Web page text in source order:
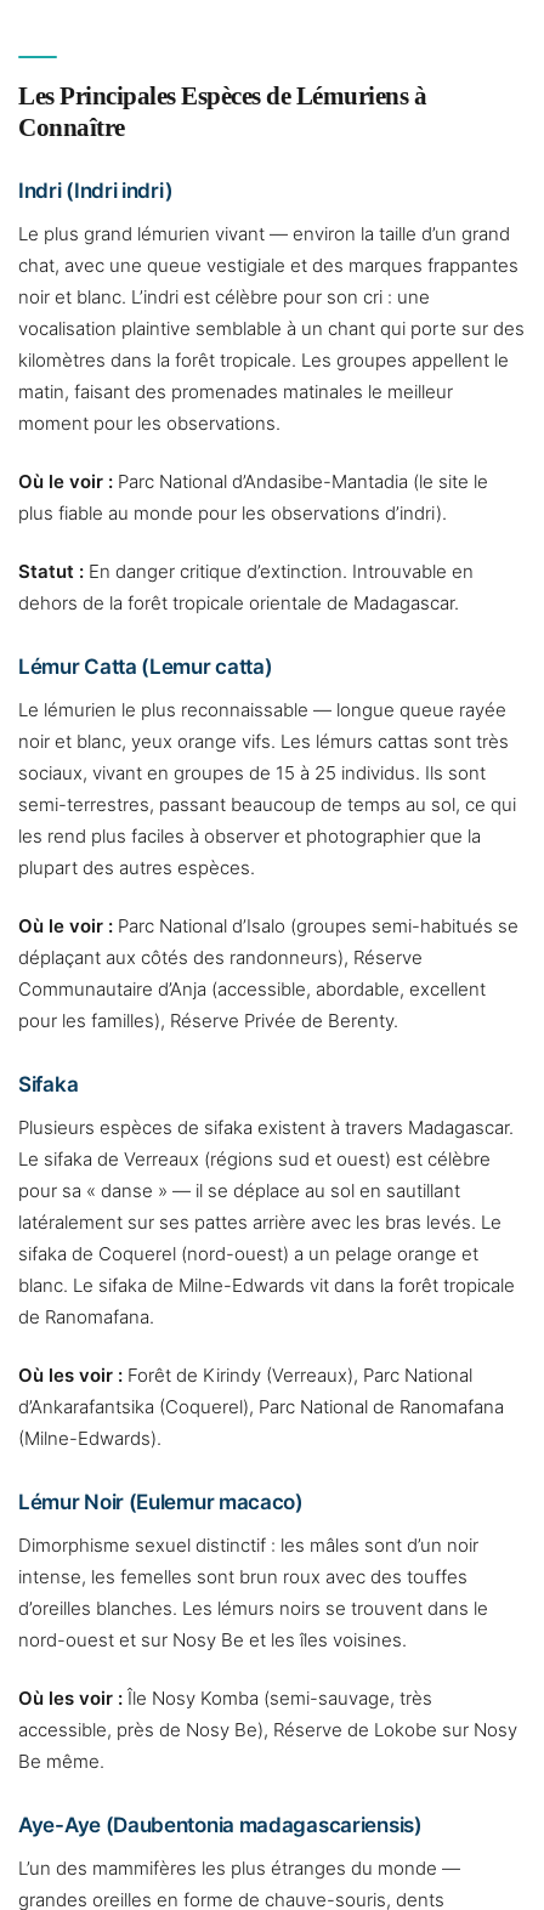
Les Principales Espèces de Lémuriens à
Connaître
Indri (Indri indri)
Le plus grand lémurien vivant — environ la taille d’un grand
chat, avec une queue vestigiale et des marques frappantes
noir et blanc. L’indri est célèbre pour son cri : une
vocalisation plaintive semblable à un chant qui porte sur des
kilomètres dans la forêt tropicale. Les groupes appellent le
matin, faisant des promenades matinales le meilleur
moment pour les observations.
Où le voir : Parc National d’Andasibe-Mantadia (le site le
plus fiable au monde pour les observations d’indri).
Statut : En danger critique d’extinction. Introuvable en
dehors de la forêt tropicale orientale de Madagascar.
Lémur Catta (Lemur catta)
Le lémurien le plus reconnaissable — longue queue rayée
noir et blanc, yeux orange vifs. Les lémurs cattas sont très
sociaux, vivant en groupes de 15 à 25 individus. Ils sont
semi-terrestres, passant beaucoup de temps au sol, ce qui
les rend plus faciles à observer et photographier que la
plupart des autres espèces.
Où le voir : Parc National d’Isalo (groupes semi-habitués se
déplaçant aux côtés des randonneurs), Réserve
Communautaire d’Anja (accessible, abordable, excellent
pour les familles), Réserve Privée de Berenty.
Sifaka
Plusieurs espèces de sifaka existent à travers Madagascar.
Le sifaka de Verreaux (régions sud et ouest) est célèbre
pour sa « danse » — il se déplace au sol en sautillant
latéralement sur ses pattes arrière avec les bras levés. Le
sifaka de Coquerel (nord-ouest) a un pelage orange et
blanc. Le sifaka de Milne-Edwards vit dans la forêt tropicale
de Ranomafana.
Où les voir : Forêt de Kirindy (Verreaux), Parc National
d’Ankarafantsika (Coquerel), Parc National de Ranomafana
(Milne-Edwards).
Lémur Noir (Eulemur macaco)
Dimorphisme sexuel distinctif : les mâles sont d’un noir
intense, les femelles sont brun roux avec des touffes
d’oreilles blanches. Les lémurs noirs se trouvent dans le
nord-ouest et sur Nosy Be et les îles voisines.
Où les voir : Île Nosy Komba (semi-sauvage, très
accessible, près de Nosy Be), Réserve de Lokobe sur Nosy
Be même.
Aye-Aye (Daubentonia madagascariensis)
L’un des mammifères les plus étranges du monde —
grandes oreilles en forme de chauve-souris, dents